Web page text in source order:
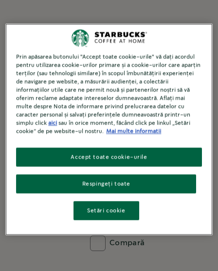
Capsule Starbucks ®
Starbucks®by Nespresso®
Află detalii
Compară
Prin apăsarea butonului "Accept toate cookie-urile" vă dați acordul
pentru utilizarea cookie-urilor primare și a cookie-urilor care aparțin
terților (sau tehnologii similare) în scopul îmbunătățirii experienței
de navigare pe website, a măsurării audienței, a colectării
informațiilor utile care ne permit nouă și partenerilor noștri să vă
oferim reclame adaptate intereselor dumneavoastră. Aflați mai
multe despre Nota de informare privind prelucrarea datelor cu
caracter personal și salvați preferințele dumneavoastră printr-un
simplu clickaici sau în orice moment, făcând click pe linkul „Setări
cookie” de pe website-ul nostru.
Mai multe informatii
Respingeți toate
Accept toate cookie-urile
Setări cookie